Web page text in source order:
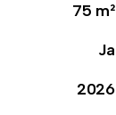
75 m²
Ja
2026